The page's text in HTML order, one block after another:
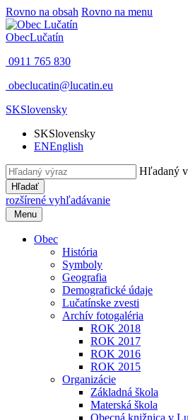
Rovno na obsah Rovno na menu
ObecLučatín
0911 765 830
obeclucatin@lucatin.eu
SKSlovensky
SKSlovensky
ENEnglish
Hľadaný
Hľadať
rozšírené vyhľadávanie
Menu
Obec
História
Symboly
Geografia
Demografické údaje
Lučatínske zvesti
Archív fotogaléria
ROK 2018
ROK 2017
ROK 2016
ROK 2015
Organizácie
Základná škola
Materská škola
Obecná knižnica v